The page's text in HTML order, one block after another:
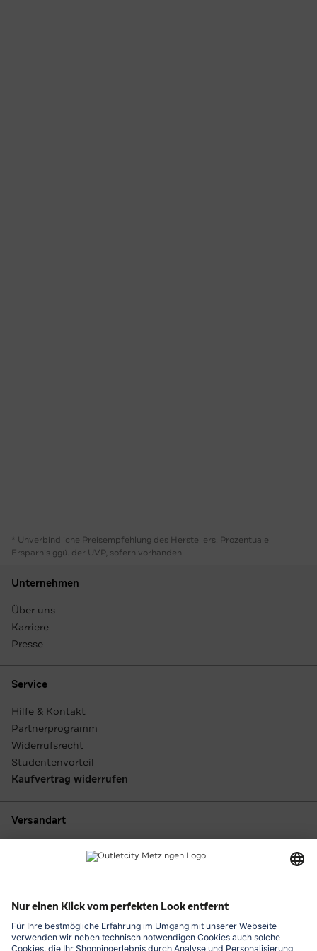
* Unverbindliche Preisempfehlung des Herstellers. Prozentuale
Ersparnis ggü. der UVP, sofern vorhanden
Unternehmen
Über uns
Karriere
Presse
Service
Hilfe & Kontakt
Partnerprogramm
Widerrufsrecht
Studentenvorteil
Kaufvertrag widerrufen
Versandart